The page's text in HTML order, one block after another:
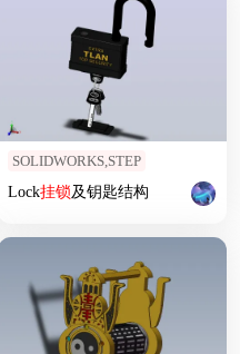
SOLIDWORKS,STEP
Lock挂锁及钥匙结构